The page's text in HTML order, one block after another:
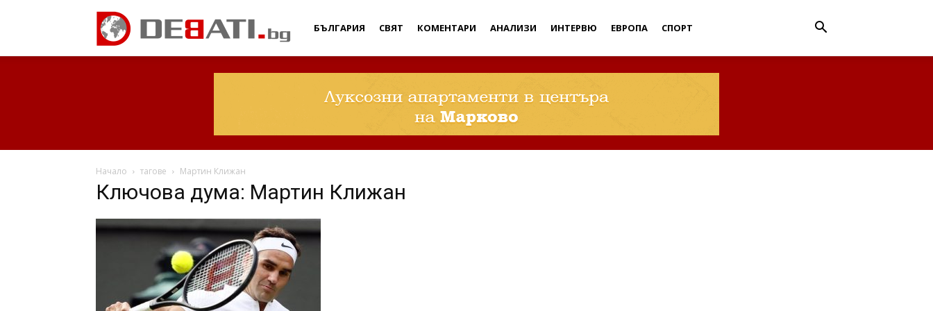
Дебати
БЪЛГАРИЯ СВЯТ КОМЕНТАРИ АНАЛИЗИ ИНТЕРВЮ ЕВРОПА СПОРТ
Начало тагове Мартин Клижан
Ключова дума: Мартин Клижан